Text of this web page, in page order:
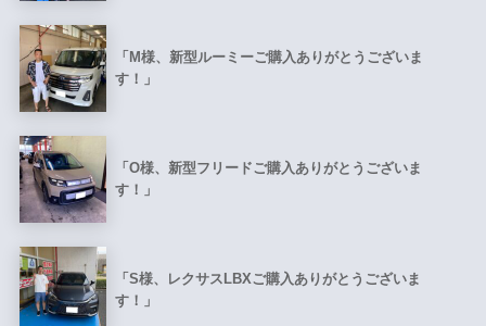
「M様、新型ルーミーご購入ありがとうございま
す！」
「O様、新型フリードご購入ありがとうございま
す！」
「S様、レクサスLBXご購入ありがとうございま
す！」